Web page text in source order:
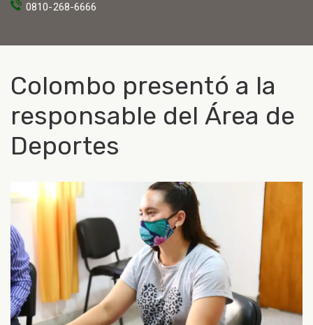
0810-268-6666
Colombo presentó a la
responsable del Área de
Deportes